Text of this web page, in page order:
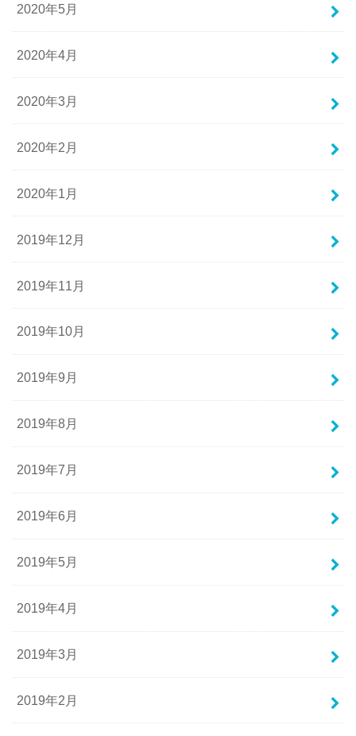
2020年5月
2020年4月
2020年3月
2020年2月
2020年1月
2019年12月
2019年11月
2019年10月
2019年9月
2019年8月
2019年7月
2019年6月
2019年5月
2019年4月
2019年3月
2019年2月